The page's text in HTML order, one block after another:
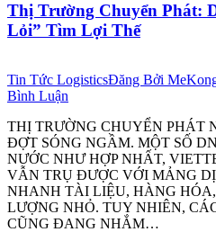
Thị Trường Chuyển Phát:
Lỏi” Tìm Lợi Thế
Tin Tức LogisticsĐăng Bởi
Bình Luận
THỊ TRƯỜNG CHUYỂN PHÁT
ĐỢT SÓNG NGẦM. MỘT SỐ
NƯỚC NHƯ HỢP NHẤT,
VẪN TRỤ ĐƯỢC VỚI MẢNG
NHANH TÀI LIỆU, HÀNG
LƯỢNG NHỎ. TUY NHIÊN,
CŨNG ĐANG NHẮM…